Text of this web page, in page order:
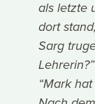
als letzte
dort
Sarg
“Mark